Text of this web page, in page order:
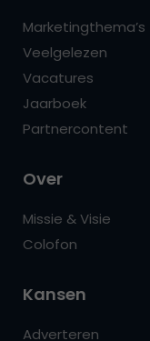
Marketingthema’s
Veelgelezen
Vacatures
Jaarboek
Partnercontent
Over
Missie & Visie
Colofon
Kansen
Adverteren